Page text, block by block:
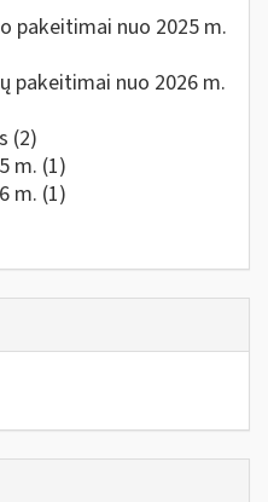
pakeitimai nuo 2025 m.
pakeitimai nuo 2026 m.
(2)
m. (1)
m. (1)